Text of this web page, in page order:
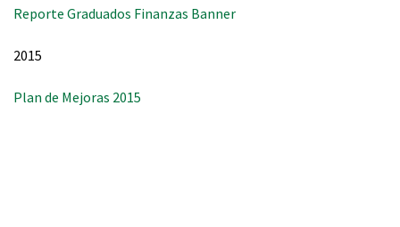
Reporte Graduados Finanzas Banner
2015
Plan de Mejoras 2015